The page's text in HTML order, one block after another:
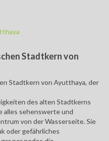
Stadtkern von
Stadtkern von Ayutthaya, der
des alten Stadtkerns
alles sehenswerte und
von der Wasserseite. Sie
oder gefährliches